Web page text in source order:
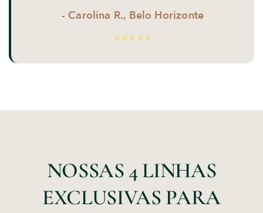
- Carolina R., Belo Horizonte
⭐⭐⭐⭐⭐
NOSSAS 4 LINHAS
EXCLUSIVAS PARA